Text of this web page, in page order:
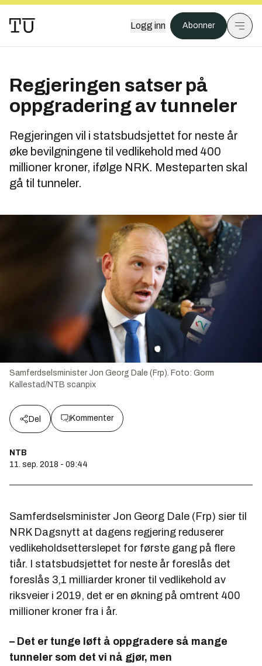
Logg inn Abonner
Regjeringen satser på
oppgradering av tunneler
Regjeringen vil i statsbudsjettet for neste år
øke bevilgningene til vedlikehold med 400
millioner kroner, ifølge NRK. Mesteparten skal
gå til tunneler.
Samferdselsminister Jon Georg Dale (Frp). Foto: Gorm
Kallestad/NTB scanpix
Del Kommenter
NTB
11. sep. 2018 - 09:44
Samferdselsminister Jon Georg Dale (Frp) sier til
NRK Dagsnytt at dagens regjering reduserer
vedlikeholdsetterslepet for første gang på flere
tiår. I statsbudsjettet for neste år foreslås det
foreslås 3,1 milliarder kroner til vedlikehold av
riksveier i 2019, det er en økning på omtrent 400
millioner kroner fra i år.
– Det er tunge løft å oppgradere så mange
tunneler som det vi nå gjør, men